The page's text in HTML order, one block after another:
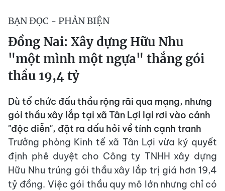
BẠN ĐỌC - PHẢN BIỆN
Đồng Nai: Xây dựng Hữu Nhu
"một mình một ngựa" thắng gói
thầu 19,4 tỷ
Dù tổ chức đấu thầu rộng rãi qua mạng, nhưng
gói thầu xây lắp tại xã Tân Lợi lại rơi vào cảnh
"độc diễn", đặt ra dấu hỏi về tính cạnh tranh
Trưởng phòng Kinh tế xã Tân Lợi vừa ký quyết
định phê duyệt cho Công ty TNHH xây dựng
Hữu Nhu trúng gói thầu xây lắp trị giá hơn 19,4
tỷ đồng. Việc gói thầu quy mô lớn nhưng chỉ có